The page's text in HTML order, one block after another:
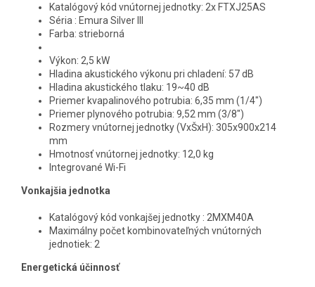
Katalógový kód vnútornej jednotky: 2x FTXJ25AS
Séria : Emura Silver III
Farba: strieborná
Výkon: 2,5 kW
Hladina akustického výkonu pri chladení: 57 dB
Hladina akustického tlaku: 19~40 dB
Priemer kvapalinového potrubia: 6,35 mm (1/4")
Priemer plynového potrubia: 9,52 mm (3/8")
Rozmery vnútornej jednotky (VxŠxH): 305x900x214
mm
Hmotnosť vnútornej jednotky: 12,0 kg
Integrované Wi-Fi
Vonkajšia jednotka
Katalógový kód vonkajšej jednotky : 2MXM40A
Maximálny počet kombinovateľných vnútorných
jednotiek: 2
Energetická účinnosť